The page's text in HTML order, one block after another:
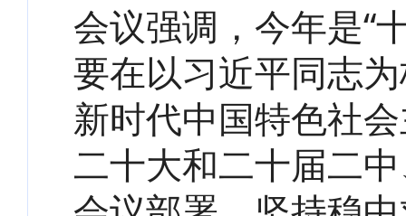
会议强调，今年是“
要在以习近平同志
新时代中国特色社
二十大和二十届二